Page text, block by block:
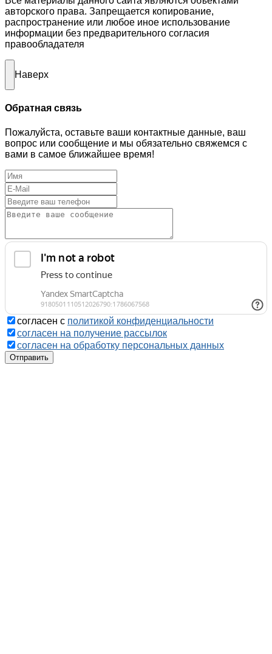
авторского права. Запрещается копирование,
распространение или любое иное использование
информации без предварительного согласия
правообладателя
Наверх
Обратная связь
Пожалуйста, оставьте ваши контактные данные, ваш
вопрос или сообщение и мы обязательно свяжемся с
вами в самое ближайшее время!
согласен с политикой конфиденциальности
согласен на получение рассылок
согласен на обработку персональных данных
Отправить